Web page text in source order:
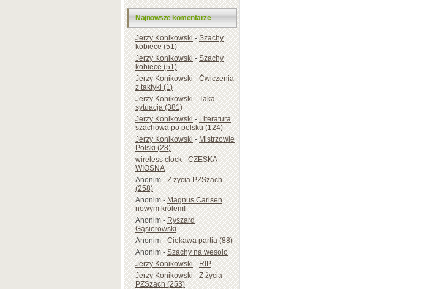
Najnowsze komentarze
Jerzy Konikowski-Szachy
kobiece (51)
Jerzy Konikowski-Szachy
kobiece (51)
Jerzy Konikowski-Ćwiczenia
z taktyki (1)
Jerzy Konikowski-Taka
sytuacja (381)
Jerzy Konikowski-Literatura
szachowa po polsku (124)
Jerzy Konikowski-Mistrzowie
Polski (28)
wireless clock-CZESKA
WIOSNA
Anonim-Z życia PZSzach
(258)
Anonim-Magnus Carlsen
nowym królem!
Anonim-Ryszard
Gąsiorowski
Anonim-Ciekawa partia (88)
Anonim-Szachy na wesoło
Jerzy Konikowski-RIP
Jerzy Konikowski-Z życia
PZSzach (253)